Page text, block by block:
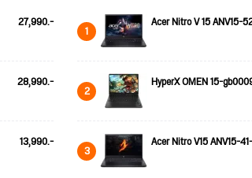
27,990.-
28,990.-
13,990.-
1 Acer Nitro V 15 ANV15-
2 HyperX OMEN 15-
3 Acer Nitro V15 ANV15-